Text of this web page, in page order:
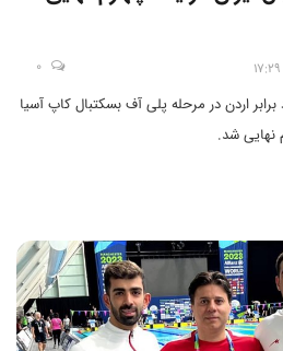
0
اردن در مرحله پلی آف بسکتبال کاپ آسیا
نهایی شد.